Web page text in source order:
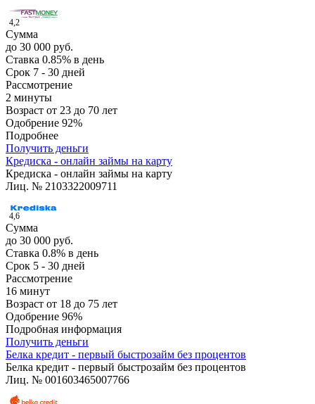
4,2
Сумма
до 30 000 руб.
Ставка 0.85% в день
Срок 7 - 30 дней
Рассмотрение
2 минуты
Возраст от 23 до 70 лет
Одобрение 92%
Подробнее
Получить деньги
Кредиска - онлайн займы на карту
Кредиска - онлайн займы на карту
Лиц. № 2103322009711
4,6
Сумма
до 30 000 руб.
Ставка 0.8% в день
Срок 5 - 30 дней
Рассмотрение
16 минут
Возраст от 18 до 75 лет
Одобрение 96%
Подробная информация
Получить деньги
Белка кредит - первый быстрозайм без процентов
Белка кредит - первый быстрозайм без процентов
Лиц. № 001603465007766